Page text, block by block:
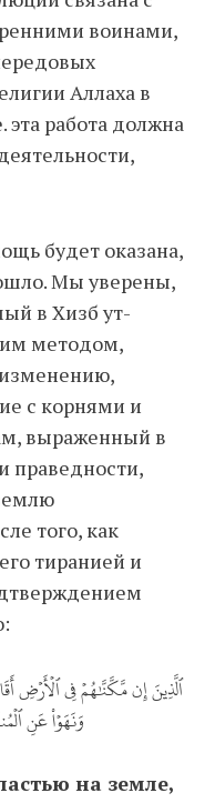
воинами,
Аллаха в
эта работа должна
будет оказана,
Мы уверены,
в Хизб ут-
методом,
с корнями и
выраженный в
праведности,
того, как
тиранией и
ٱلَّذِينَ إِن مَّكَّنَّٰهُمۡ فِي ٱلۡأَرۡضِ
وَنَهَوۡاْ عَنِ
на земле,